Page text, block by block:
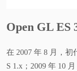
Open GL ES
在 2007 年 8 月，初
S 1.x；2009 年 10